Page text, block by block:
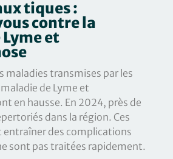
tiques :
contre la
et
maladies transmises par les
de Lyme et
en hausse. En 2024, près de
dans la région. Ces
entraîner des complications
sont pas traitées rapidement.